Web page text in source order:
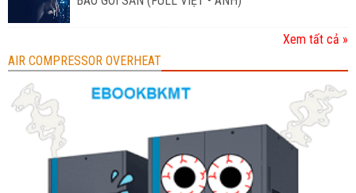
Xem tất cả »
AIR COMPRESSOR OVERHEAT